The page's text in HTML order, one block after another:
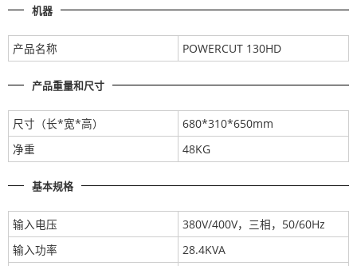
机器
产品名称 POWERCUT 130HD
产品重量和尺寸
尺寸（长*宽*高）
680*310*650mm
净重
48KG
基本规格
输入电压
380V/400V，三相，50/60Hz
输入功率
28.4KVA